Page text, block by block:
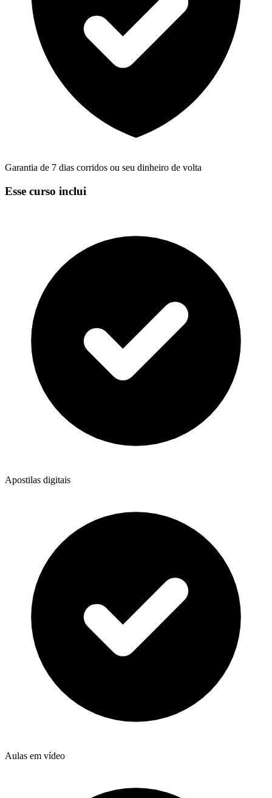
Garantia de 7 dias corridos ou seu dinheiro de volta
Esse curso inclui
Apostilas digitais
Aulas em vídeo